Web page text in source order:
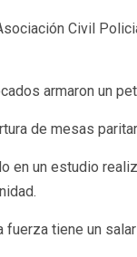
Civil
armaron un
de mesas
en un estudio
fuerza tiene un